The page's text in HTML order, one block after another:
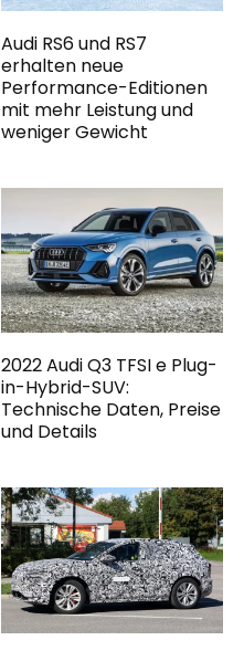
Audi RS6 und RS7
erhalten neue
Performance-Editionen
mit mehr Leistung und
weniger Gewicht
2022 Audi Q3 TFSI e Plug-
in-Hybrid-SUV:
Technische Daten, Preise
und Details